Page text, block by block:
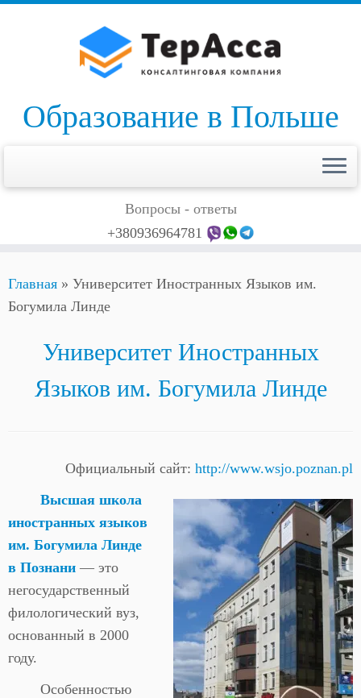
Образование в Польше
Вопросы - ответы
+380936964781
Главная » Университет Иностранных Языков им.
Богумила Линде
Университет Иностранных
Языков им. Богумила Линде
Официальный сайт: http://www.wsjo.poznan.pl
Высшая школа
иностранных языков
им. Богумила Линде
в Познани — это
негосударственный
филологический вуз,
основанный в 2000
году.
Особенностью